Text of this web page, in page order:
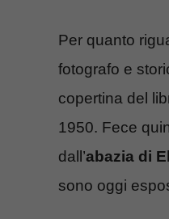
Per quanto
fotografo e
copertina del
1950. Fece
dall’abazia di
sono oggi